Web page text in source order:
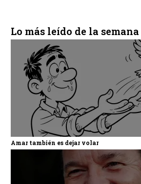
Lo más leído de la semana
Amar también es dejar volar